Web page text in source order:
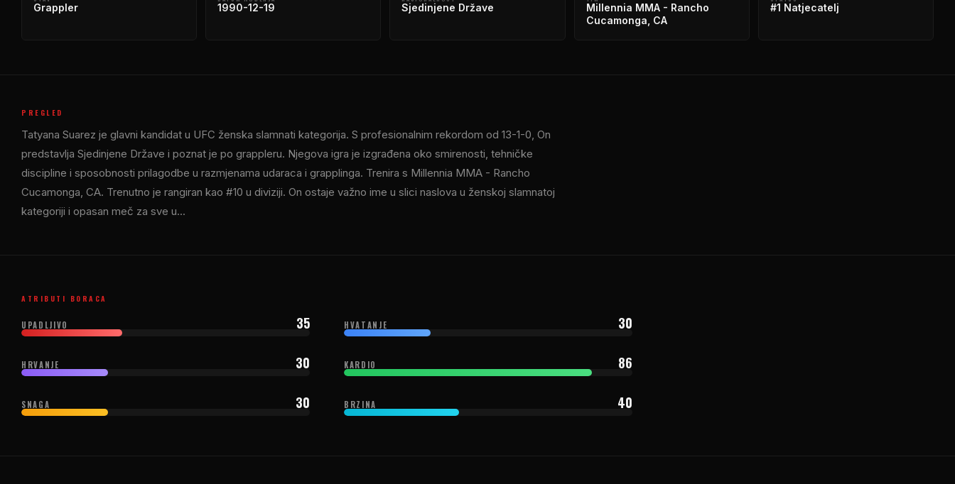
Grappler 1990-12-19 Sjedinjene Države
Millennia MMA - Rancho
Cucamonga, CA
#1 Natjecatelj
PREGLED
Tatyana Suarez je glavni kandidat u UFC ženska slamnati kategorija. S profesionalnim rekordom od 13-1-0, On
predstavlja Sjedinjene Države i poznat je po grappleru. Njegova igra je izgrađena oko smirenosti, tehničke
discipline i sposobnosti prilagodbe u razmjenama udaraca i grapplinga. Trenira s Millennia MMA - Rancho
Cucamonga, CA. Trenutno je rangiran kao #10 u diviziji. On ostaje važno ime u slici naslova u ženskoj slamnatoj
kategoriji i opasan meč za sve u...
ATRIBUTI BORACA
UPADLJIVO 35 HVATANJE 30
HRVANJE 30 KARDIO 86
SNAGA 30 BRZINA 40